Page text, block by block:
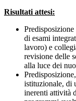
Risultati attesi:
di esami
lavoro) e
revisione delle
alla luce dei
istituzionale, di
inerenti attività